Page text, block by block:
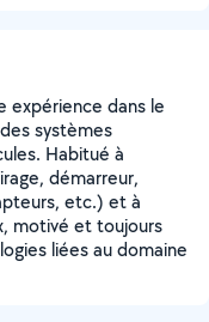
expérience dans le
systèmes
Habitué à
démarreur,
etc.) et à
motivé et toujours
liées au domaine